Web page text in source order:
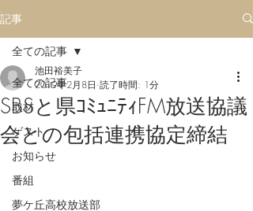
記事
全ての記事
取材
ゲスト
お知らせ
番組
夢ケ丘高校放送部
全ての記事
SBSと県ｺﾐｭﾆﾃｨFM放送協議
会との包括連携協定締結
池田裕美子
2019年2月8日 読了時間: 1分